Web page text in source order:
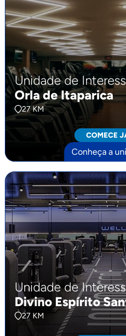
Unidade de
Orla de Itaparica
27 KM
COMECE
Conheça a
Unidade de
Divino Espírito
27 KM